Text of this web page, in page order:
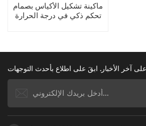
ماكينة تشكيل الأكياس بصمام
تحكم ذكي في درجة الحرارة